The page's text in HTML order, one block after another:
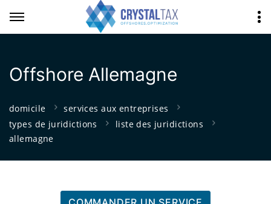
Offshore Allemagne
domicile
services aux entreprises
types de juridictions
liste des juridictions
allemagne